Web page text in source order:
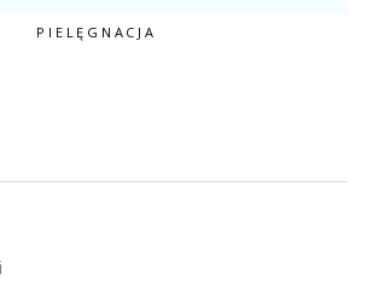
PIELĘGNACJA